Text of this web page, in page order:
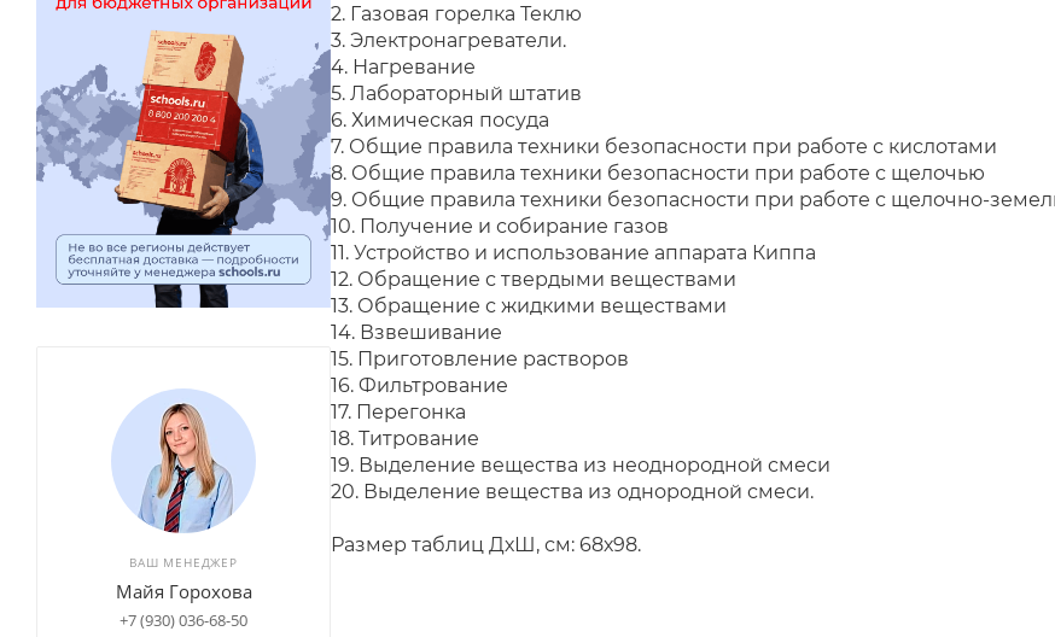
2. Газовая горелка Теклю
3. Электронагреватели.
4. Нагревание
5. Лабораторный штатив
6. Химическая посуда
7. Общие правила техники безопасности при работе с кислотами
8. Общие правила техники безопасности при работе с щелочью
9. Общие правила техники безопасности при работе с щелочно-
10. Получение и собирание газов
11. Устройство и использование аппарата Киппа
12. Обращение с твердыми веществами
13. Обращение с жидкими веществами
14. Взвешивание
15. Приготовление растворов
16. Фильтрование
17. Перегонка
18. Титрование
19. Выделение вещества из неоднородной смеси
20. Выделение вещества из
Размер таблиц ДхШ, см: 68х98.
ВАШ МЕНЕДЖЕР
Майя Горохова
+7 (930) 036-68-50